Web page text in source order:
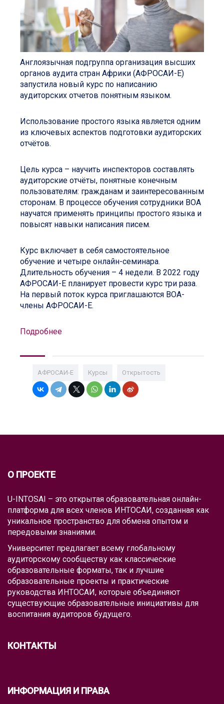
Англоязычная подгруппа организация высших
органов аудита стран Африки (АФРОСАИ-Е)
запустила новый курс по написанию
аудиторских отчетов понятным языком.
Использование простого языка является одним
из ключевых аспектов подготовки аудиторских
отчётов.
Цель курса – научить инспекторов составлять
аудиторские отчёты, понятные конечным
пользователям: гражданам и заинтересованным
сторонам. В процессе обучения сотрудники ВОА
научатся применять принципы простого языка и
повысят навыки написания писем.
Курс включает в себя самостоятельное
обучение и четыре онлайн-семинара.
Длительность обучения – 4 недели. В 2022 году
АФРОСАИ-Е планирует провести курс три раза.
На первый поток курса приглашаются ВОА-
члены АФРОСАИ-Е.
Подробнее
АФРОСАИ-E Курсы Открытость
О ПРОЕКТЕ
U-INTOSAI – это открытая образовательная онлайн-
платформа для всех членов ИНТОСАИ, созданная как
уникальное пространство для обмена опытом и
передовыми знаниями.
Университет предлагает всему глобальному
аудиторскому сообществу как классические
образовательные форматы, так и лучшие
образовательные проекты и практические
руководства ИНТОСАИ, которые объединяют
существующие образовательные инициативы для
воспитания аудиторов будущего.
КОНТАКТЫ
ИНФОРМАЦИЯ И ПРАВА